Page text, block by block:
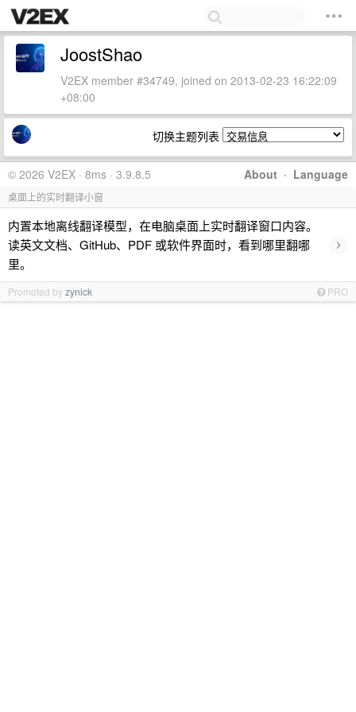
JoostShao
V2EX member #34749, joined on 2013-02-23 16:22:09
+08:00
切换主题列表
About · Language
© 2026 V2EX · 8ms · 3.9.8.5
桌面上的实时翻译小窗
内置本地离线翻译模型，在电脑桌面上实时翻译窗口内容。
读英文文档、GitHub、PDF 或软件界面时，看到哪里翻哪
里。
›
Promoted byzynick PRO